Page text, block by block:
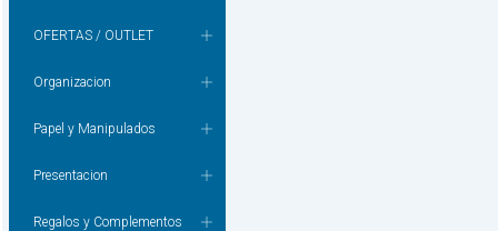
OFERTAS / OUTLET
Organizacion
Papel y Manipulados
Presentacion
Regalos y Complementos